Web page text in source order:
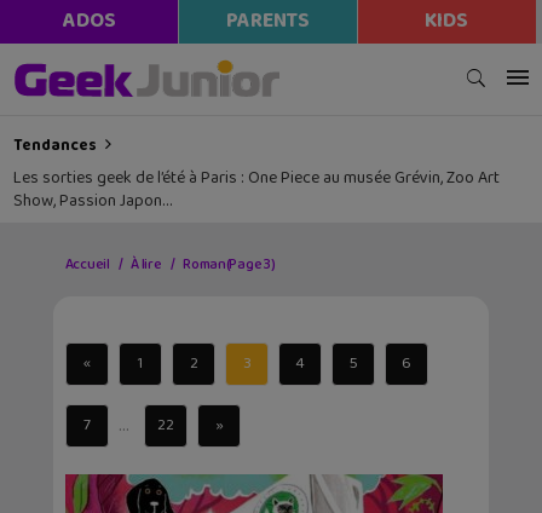
ADOS PARENTS KIDS
Tendances
Les sorties geek de l’été à Paris : One Piece au musée Grévin, Zoo Art
Show, Passion Japon…
Accueil À lire Roman(Page 3)
« 1 2 3 4 5 6
7 ... 22 »